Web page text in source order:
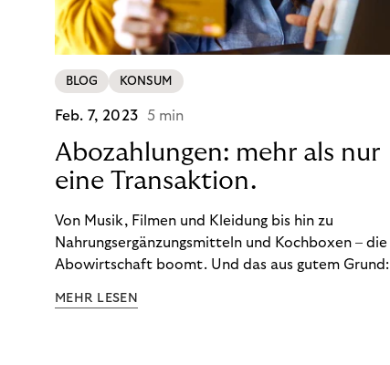
BLOG KONSUM
Feb. 7, 2023 5 min
Abozahlungen: mehr als nur
eine Transaktion.
Von Musik, Filmen und Kleidung bis hin zu
Nahrungsergänzungsmitteln und Kochboxen – die
Abowirtschaft boomt. Und das aus gutem Grund:
wünschen. Sie ermöglichen es uns, Produkte und
MEHR LESEN